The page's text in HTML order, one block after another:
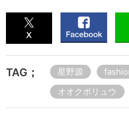
TAG； 星野源
オオクボリュウ